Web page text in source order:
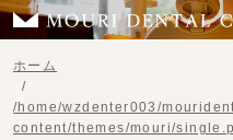
ホーム
/home/wzdenter003/
content/themes/mouri/